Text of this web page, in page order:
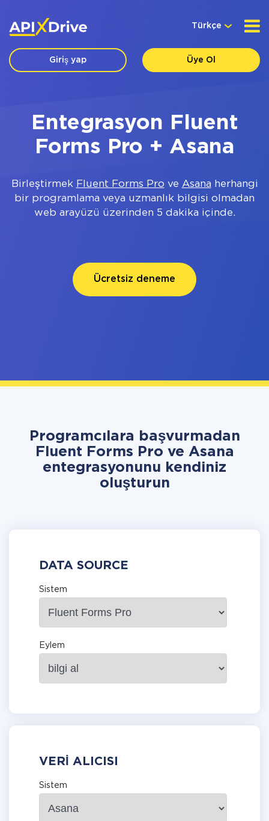
Türkçe
Giriş yap Üye Ol
Entegrasyon Fluent
Forms Pro + Asana
Birleştirmek Fluent Forms Pro ve Asana herhangi
bir programlama veya uzmanlık bilgisi olmadan
web arayüzü üzerinden 5 dakika içinde.
Ücretsiz deneme
Programcılara başvurmadan
Fluent Forms Pro ve Asana
entegrasyonunu kendiniz
oluşturun
DATA SOURCE
Sistem
Eylem
VERI ALICISI
Sistem